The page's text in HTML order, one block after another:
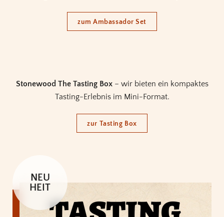
zum Ambassador Set
Stonewood The Tasting Box – wir bieten ein kompaktes
Tasting-Erlebnis im Mini-Format.
zur Tasting Box